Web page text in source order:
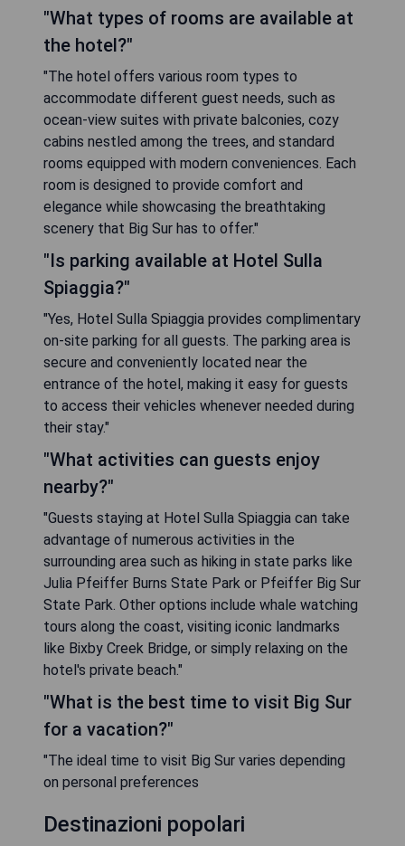
"What types of rooms are available at
the hotel?"
"The hotel offers various room types to
accommodate different guest needs, such as
ocean-view suites with private balconies, cozy
cabins nestled among the trees, and standard
rooms equipped with modern conveniences. Each
room is designed to provide comfort and
elegance while showcasing the breathtaking
scenery that Big Sur has to offer."
"Is parking available at Hotel Sulla
Spiaggia?"
"Yes, Hotel Sulla Spiaggia provides complimentary
on-site parking for all guests. The parking area is
secure and conveniently located near the
entrance of the hotel, making it easy for guests
to access their vehicles whenever needed during
their stay."
"What activities can guests enjoy
nearby?"
"Guests staying at Hotel Sulla Spiaggia can take
advantage of numerous activities in the
surrounding area such as hiking in state parks like
Julia Pfeiffer Burns State Park or Pfeiffer Big Sur
State Park. Other options include whale watching
tours along the coast, visiting iconic landmarks
like Bixby Creek Bridge, or simply relaxing on the
hotel's private beach."
"What is the best time to visit Big Sur
for a vacation?"
"The ideal time to visit Big Sur varies depending
on personal preferences
Destinazioni popolari